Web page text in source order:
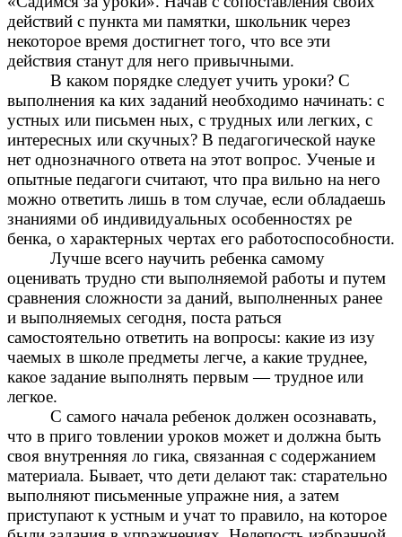
действий с пункта ми памятки, школьник через
некоторое время достигнет того, что все эти
действия станут для него привычными.
В каком порядке следует учить уроки? С
выполнения ка ких заданий необходимо начинать: с
устных или письмен ных, с трудных или легких, с
интересных или скучных? В педагогической науке
нет однозначного ответа на этот вопрос. Ученые и
опытные педагоги считают, что пра вильно на него
можно ответить лишь в том случае, если обладаешь
знаниями об индивидуальных особенностях ре
бенка, о характерных чертах его работоспособности.
Лучше всего научить ребенка самому
оценивать трудно сти выполняемой работы и путем
сравнения сложности за даний, выполненных ранее
и выполняемых сегодня, поста раться
самостоятельно ответить на вопросы: какие из изу
чаемых в школе предметы легче, а какие труднее,
какое задание выполнять первым — трудное или
легкое.
С самого начала ребенок должен осознавать,
что в приго товлении уроков может и должна быть
своя внутренняя ло гика, связанная с содержанием
материала. Бывает, что дети делают так: старательно
выполняют письменные упражне ния, а затем
приступают к устным и учат то правило, на которое